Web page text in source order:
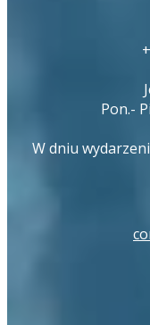
Pon.-
W dniu